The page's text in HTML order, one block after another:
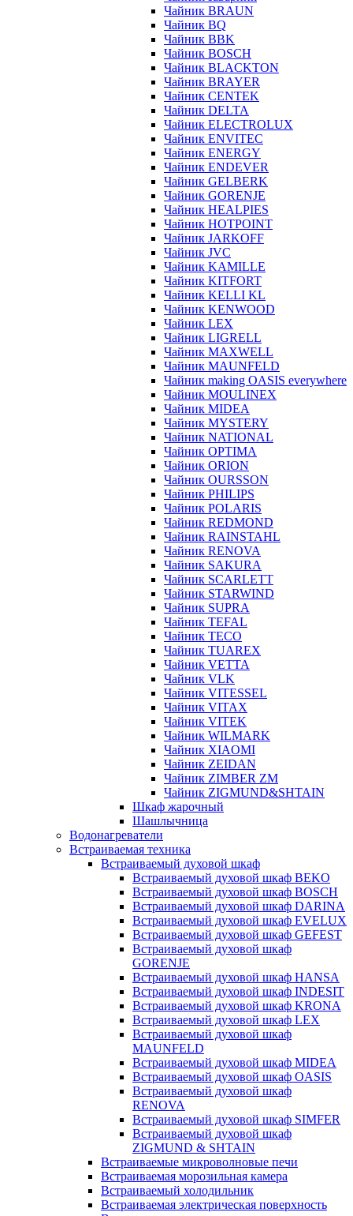
Чайник BRAUN
Чайник BQ
Чайник BBK
Чайник BOSCH
Чайник BLACKTON
Чайник BRAYER
Чайник CENTEK
Чайник DELTA
Чайник ELECTROLUX
Чайник ENVITEC
Чайник ENERGY
Чайник ENDEVER
Чайник GELBERK
Чайник GORENJE
Чайник HEALPIES
Чайник HOTPOINT
Чайник JARKOFF
Чайник JVC
Чайник KAMILLE
Чайник KITFORT
Чайник KELLI KL
Чайник KENWOOD
Чайник LEX
Чайник LIGRELL
Чайник MAXWELL
Чайник MAUNFELD
Чайник making OASIS everywhere
Чайник MOULINEX
Чайник MIDEA
Чайник MYSTERY
Чайник NATIONAL
Чайник OPTIMA
Чайник ORION
Чайник OURSSON
Чайник PHILIPS
Чайник POLARIS
Чайник REDMOND
Чайник RAINSTAHL
Чайник RENOVA
Чайник SAKURA
Чайник SCARLETT
Чайник STARWIND
Чайник SUPRA
Чайник TEFAL
Чайник TECO
Чайник TUAREX
Чайник VETTA
Чайник VLK
Чайник VITESSEL
Чайник VITAX
Чайник VITEK
Чайник WILMARK
Чайник XIAOMI
Чайник ZEIDAN
Чайник ZIMBER ZM
Чайник ZIGMUND&SHTAIN
Шкаф жарочный
Шашлычница
Водонагреватели
Встраиваемая техника
Встраиваемый духовой шкаф
Встраиваемый духовой шкаф BEKO
Встраиваемый духовой шкаф BOSCH
Встраиваемый духовой шкаф DARINA
Встраиваемый духовой шкаф EVELUX
Встраиваемый духовой шкаф GEFEST
Встраиваемый духовой шкаф
GORENJE
Встраиваемый духовой шкаф HANSA
Встраиваемый духовой шкаф INDESIT
Встраиваемый духовой шкаф KRONA
Встраиваемый духовой шкаф LEX
Встраиваемый духовой шкаф
MAUNFELD
Встраиваемый духовой шкаф MIDEA
Встраиваемый духовой шкаф OASIS
Встраиваемый духовой шкаф
RENOVA
Встраиваемый духовой шкаф SIMFER
Встраиваемый духовой шкаф
ZIGMUND & SHTAIN
Встраиваемые микроволновые печи
Встраиваемая морозильная камера
Встраиваемый холодильник
Встраиваемая электрическая поверхность